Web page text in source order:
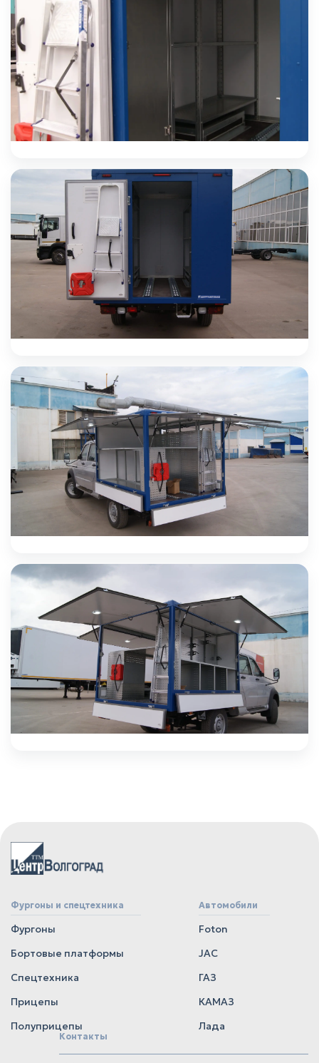
Фургоны и спецтехника
Фургоны
Бортовые платформы
Спецтехника
Прицепы
Полуприцепы
Автомобили
Foton
JAC
ГАЗ
КАМАЗ
Лада
Контакты